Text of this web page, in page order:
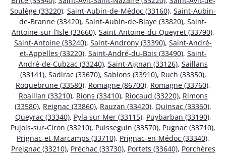
Soulège (33220), Saint-Aubin-de-Médoc (33160), Saint-Aubin-
de-Branne (33420), Saint-Aubin-de-Blaye (33820), Saint-
Antoine-sur-l’Isle (33660), Saint-Antoine-du-Queyret (33790),
Saint-Antoine (33240), Saint-Androny (33390), Saint-André-
et-Appelles (33220), Saint-André-du-Bois (33490), Saint-
André-de-Cubzac (33240), Saint-Aignan (33126), Saillans
(33141), Sadirac (33670), Sablons (33910), Ruch (33350),
Roquebrune (33580), Romagne (86700), Romagne (33760),
Roaillan (33210), Rions (33410), Riocaud (33220), Rimons
(33580), Reignac (33860), Rauzan (33420), Quinsac (33360),
Queyrac (33340), Pyla sur Mer (33115), Puybarban (33190),
Pujols-sur-Ciron (33210), Puisseguin (33570), Pugnac (33710),
Prignac-et-Marcamps (33710), Prignac-en-Médoc (33340),
Preignac (33210), Préchac (33730), Portets (33640), Porchères